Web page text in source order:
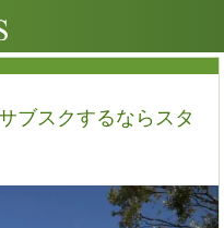
ブスクするならスタ